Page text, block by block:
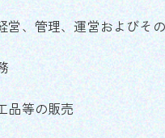
営、管理、運営およびそ
品等の販売